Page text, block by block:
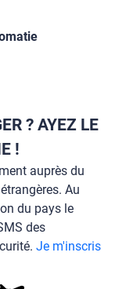
? AYEZ LE
!
auprès du
Au
du pays le
des
Je m'inscris